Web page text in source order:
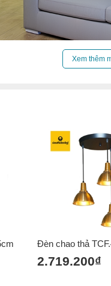
đại Đèn chao thả đèn
cấp
Đèn chao thả biệt
Đèn chao thả nhà hàng
Xem thêm
Đèn chao thả
2.719.200₫